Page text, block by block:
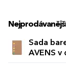
Sada
AVENS v